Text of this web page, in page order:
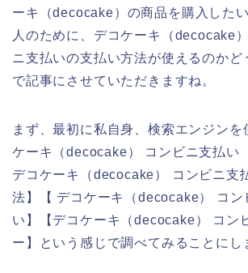
ーキ（decocake）の商品を購入した
人のために、デコケーキ（decocake
ニ支払いの支払い方法が使えるのかど
で記事にさせていただきますね。
まず、最初に私自身、検索エンジンを
ケーキ（decocake） コンビニ支払い
デコケーキ（decocake） コンビニ
法】【 デコケーキ（decocake） コン
い】【デコケーキ（decocake） コ
ー】という感じで調べてみることにし